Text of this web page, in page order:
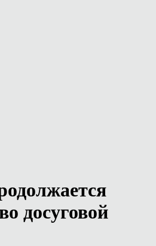
досуговой